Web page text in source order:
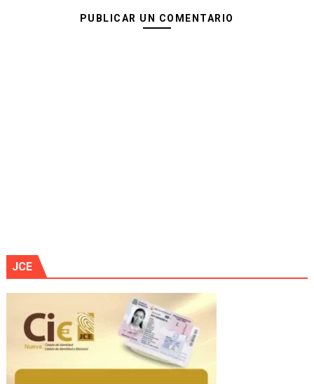
PUBLICAR UN COMENTARIO
JCE